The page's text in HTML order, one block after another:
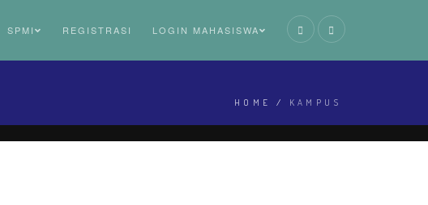
SPMI REGISTRASI LOGIN MAHASISWA
HOME / KAMPUS